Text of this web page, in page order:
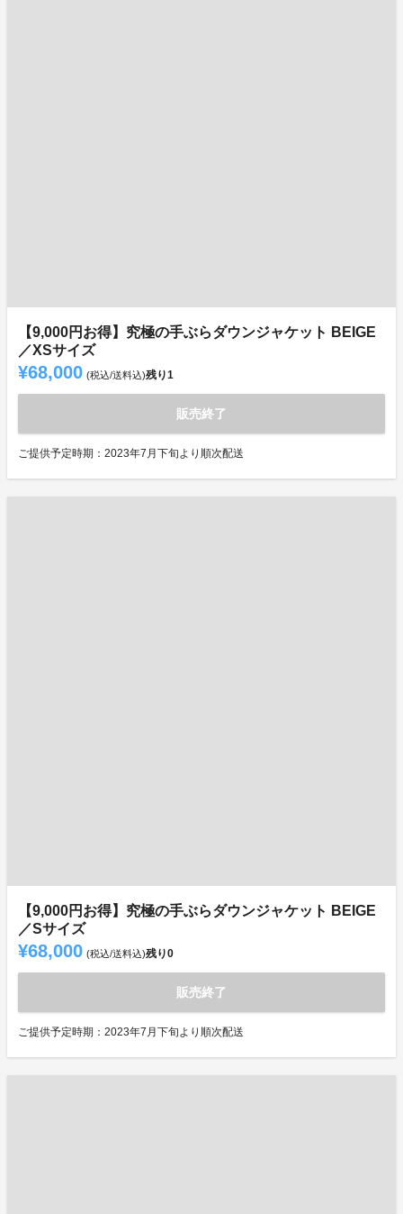
【9,000円お得】究極の手ぶらダウンジャケット BEIGE
／XSサイズ
¥68,000 (税込/送料込)残り1
販売終了
ご提供予定時期：2023年7月下旬より順次配送
【9,000円お得】究極の手ぶらダウンジャケット BEIGE
／Sサイズ
¥68,000 (税込/送料込)残り0
販売終了
ご提供予定時期：2023年7月下旬より順次配送